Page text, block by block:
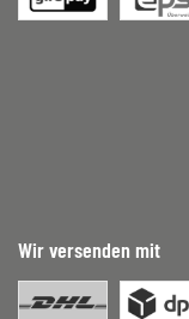
Wir versenden mit